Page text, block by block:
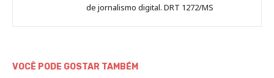
de jornalismo digital. DRT 1272/MS
VOCÊ PODE GOSTAR TAMBÉM